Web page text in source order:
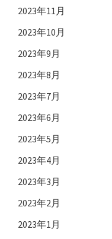
2023年11月
2023年10月
2023年9月
2023年8月
2023年7月
2023年6月
2023年5月
2023年4月
2023年3月
2023年2月
2023年1月